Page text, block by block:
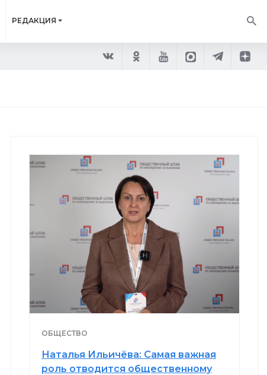
РЕДАКЦИЯ
ОБЩЕСТВО
Наталья Ильичёва: Самая важная
роль отводится общественному